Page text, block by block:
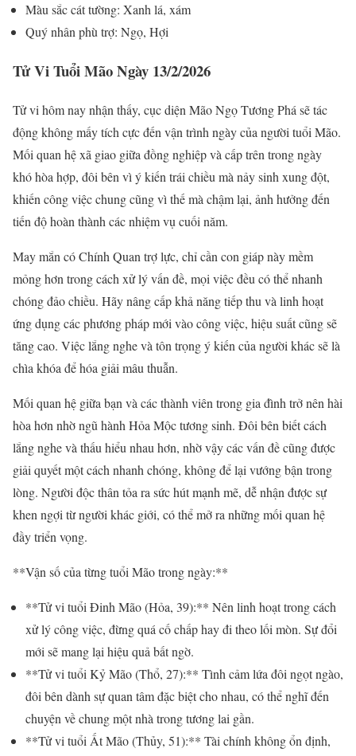
Màu sắc cát tường: Xanh lá, xám
Quý nhân phù trợ: Ngọ, Hợi
Tử Vi Tuổi Mão Ngày 13/2/2026
Tử vi hôm nay nhận thấy, cục diện Mão Ngọ Tương Phá sẽ tác
động không mấy tích cực đến vận trình ngày của người tuổi Mão.
Mối quan hệ xã giao giữa đồng nghiệp và cấp trên trong ngày
khó hòa hợp, đôi bên vì ý kiến trái chiều mà nảy sinh xung đột,
khiến công việc chung cũng vì thế mà chậm lại, ảnh hưởng đến
tiến độ hoàn thành các nhiệm vụ cuối năm.
May mắn có Chính Quan trợ lực, chỉ cần con giáp này mềm
mỏng hơn trong cách xử lý vấn đề, mọi việc đều có thể nhanh
chóng đảo chiều. Hãy nâng cấp khả năng tiếp thu và linh hoạt
ứng dụng các phương pháp mới vào công việc, hiệu suất cũng sẽ
tăng cao. Việc lắng nghe và tôn trọng ý kiến của người khác sẽ là
chìa khóa để hóa giải mâu thuẫn.
Mối quan hệ giữa bạn và các thành viên trong gia đình trở nên hài
hòa hơn nhờ ngũ hành Hỏa Mộc tương sinh. Đôi bên biết cách
lắng nghe và thấu hiểu nhau hơn, nhờ vậy các vấn đề cũng được
giải quyết một cách nhanh chóng, không để lại vướng bận trong
lòng. Người độc thân tỏa ra sức hút mạnh mẽ, dễ nhận được sự
khen ngợi từ người khác giới, có thể mở ra những mối quan hệ
đầy triển vọng.
**Vận số của từng tuổi Mão trong ngày:**
**Tử vi tuổi Đinh Mão (Hỏa, 39):** Nên linh hoạt trong cách
xử lý công việc, đừng quá cố chấp hay đi theo lối mòn. Sự đổi
mới sẽ mang lại hiệu quả bất ngờ.
**Tử vi tuổi Kỷ Mão (Thổ, 27):** Tình cảm lứa đôi ngọt ngào,
đôi bên dành sự quan tâm đặc biệt cho nhau, có thể nghĩ đến
chuyện về chung một nhà trong tương lai gần.
**Tử vi tuổi Ất Mão (Thủy, 51):** Tài chính không ổn định,